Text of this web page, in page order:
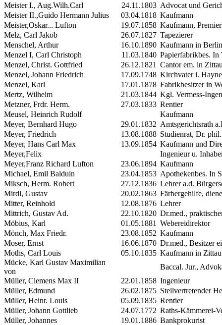
MeisterI., Aug.Wilh.Carl 24.11.1803 Advocat und
MeisterII.,Guido Hermann Julius 03.04.1818 Kaufmann
Meister,Oskar... Lufton
19.07.1858 Kaufmann,
Melz, Carl Jakob
26.07.1827 Tapezierer
Menschel, Arthur
16.10.1890 Kaufmann in Berlin
Menzel I, Carl Christoph 11.03.1840 Papierfabrikbes. In
Menzel, Christ. Gottfried
26.12.1821 Cantor em. in
Menzel, Johann Friedrich
17.09.1748 Kirchvater i.
Menzel, Karl
17.01.1878 Fabrikbesitzer in
Mertz, Wilhelm
21.03.1844 Kgl. Vermess-
Metzner, Frdr. Herm.
27.03.1833 Rentier
Meusel, Heinrich Rudolf
Kaufmann
Meyer, Bernhard Hugo
29.01.1832 Amtsgerichtsrath
Meyer, Friedrich
13.08.1888 Studienrat, Dr. phil.
Meyer, Hans Carl Max
13.09.1854 Kaufmann und
Meyer,Felix
Ingenieur u.
Meyer,Franz Richard Lufton
23.06.1894 Kaufmann
Michael, Emil Balduin
23.04.1853 Apothekenbes. In
Miksch, Herm. Robert
27.12.1836 Lehrer a.d.
Mirdl, Gustav
20.02.1863 Färbergehilfe,
Mitter, Reinhold
12.08.1876 Lehrer
Mittrich, Gustav Ad.
22.10.1820 Dr.med.,
Möbius, Karl
01.05.1881 Webereidirektor
Mönch, Max Friedr.
23.08.1852 Kaufmann
Moser, Ernst
16.06.1870 Dr.med., Besitzer
Moths, Carl Louis
05.10.1835 Kaufmann in Zittau
Mücke, Karl Gustav Maximilian
von
Baccal. Jur.,
Müller, Clemens Max II 22.01.1858 Ingenieur
Müller, Edmund
26.02.1875 Stellvertretender
Müller, Heinr. Louis
05.09.1835 Rentier
Müller, Johann Gottlieb
24.07.1772 Raths-Kämmerei-
Müller, Johannes
19.01.1886 Bankprokurist